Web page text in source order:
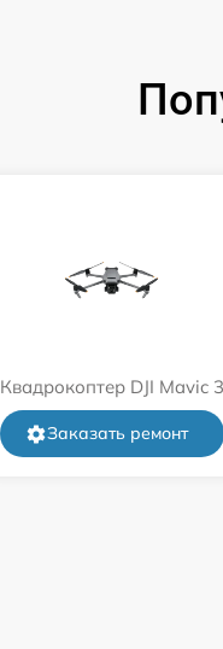
Квадрокоптер DJI Mavic 3
Заказать ремонт